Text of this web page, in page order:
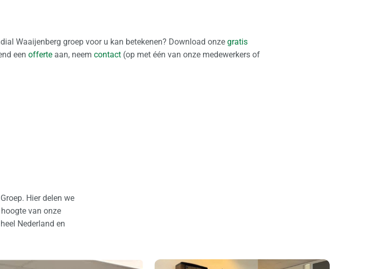
Waaijenberg groep voor u kan betekenen? Download onze gratis
een offerte aan, neem contact (op met één van onze medewerkers of
Hier delen we
van onze
Nederland en